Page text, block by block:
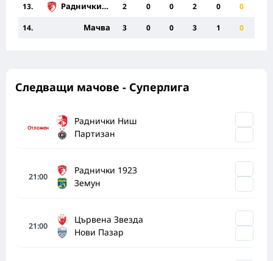
13. Раднички 1923 2 0 0 2 0 0
14. Мачва 3 0 0 3 1 0
Следващи мачове - Суперлига
Отложен
Раднички Ниш
Партизан
21:00
Раднички 1923
Земун
21:00
Цървена Звезда
Нови Пазар